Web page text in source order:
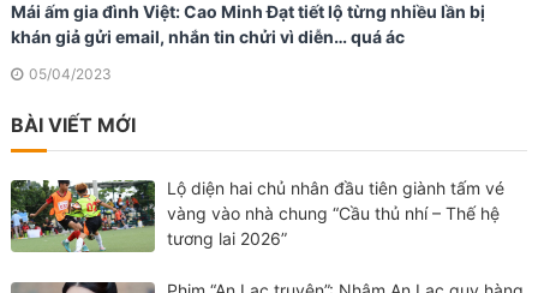
Mái ấm gia đình Việt: Cao Minh Đạt tiết lộ từng nhiều lần bị
khán giả gửi email, nhắn tin chửi vì diễn… quá ác
05/04/2023
BÀI VIẾT MỚI
Lộ diện hai chủ nhân đầu tiên giành tấm vé
vàng vào nhà chung “Cầu thủ nhí – Thế hệ
tương lai 2026”